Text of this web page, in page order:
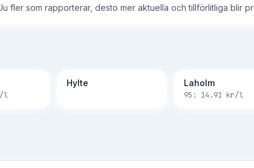
fler som rapporterar, desto mer aktuella och tillförlitliga blir
l
Hylte Laholm
95: 14.91 kr/l